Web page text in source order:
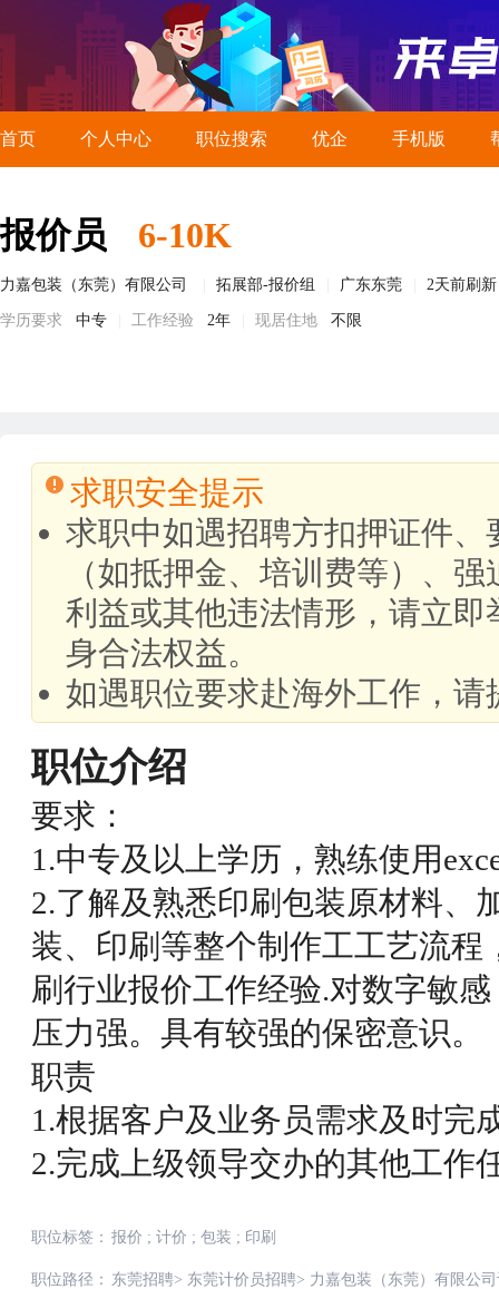
首页 个人中心 职位搜索 优企 手机版
报价员 6-10K
力嘉包装（东莞）有限公司 拓展部-报价组 广东东莞 2天前刷新
学历要求 中专 工作经验 2年 现居住地 不限
求职安全提示
求职中如遇招聘方扣押证件
（如抵押金、培训费等）、
利益或其他违法情形，请立
身合法权益。
如遇职位要求赴海外工作，
职位介绍
要求：
1.中专及以上学历，熟练使用
2.了解及熟悉印刷包装原材料、
装、印刷等整个制作工工艺流
刷行业报价工作经验.对数字敏
压力强。具有较强的保密意识。
职责
1.根据客户及业务员需求及时完
2.完成上级领导交办的其他工作
职位标签： 报价 ; 计价 ; 包装 ; 印刷
职位路径： 东莞招聘> 东莞计价员招聘> 力嘉包装（东莞）有限公